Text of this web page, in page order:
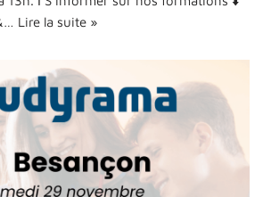
Lire la suite »